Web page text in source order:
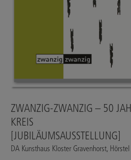
ZWANZIG-ZWANZIG – 50
KREIS
[JUBILÄUMSAUSSTELLUNG]
DA Kunsthaus Kloster Gravenhorst, Hörstel